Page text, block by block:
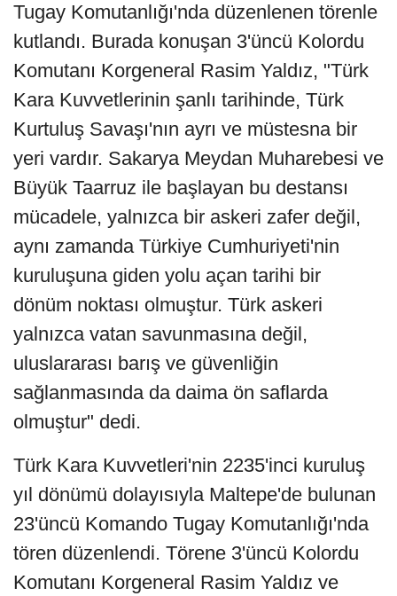
Tugay Komutanlığı'nda düzenlenen törenle
kutlandı. Burada konuşan 3'üncü Kolordu
Komutanı Korgeneral Rasim Yaldız, "Türk
Kara Kuvvetlerinin şanlı tarihinde, Türk
Kurtuluş Savaşı'nın ayrı ve müstesna bir
yeri vardır. Sakarya Meydan Muharebesi ve
Büyük Taarruz ile başlayan bu destansı
mücadele, yalnızca bir askeri zafer değil,
aynı zamanda Türkiye Cumhuriyeti'nin
kuruluşuna giden yolu açan tarihi bir
dönüm noktası olmuştur. Türk askeri
yalnızca vatan savunmasına değil,
uluslararası barış ve güvenliğin
sağlanmasında da daima ön saflarda
olmuştur" dedi.
Türk Kara Kuvvetleri'nin 2235'inci kuruluş
yıl dönümü dolayısıyla Maltepe'de bulunan
23'üncü Komando Tugay Komutanlığı'nda
tören düzenlendi. Törene 3'üncü Kolordu
Komutanı Korgeneral Rasim Yaldız ve